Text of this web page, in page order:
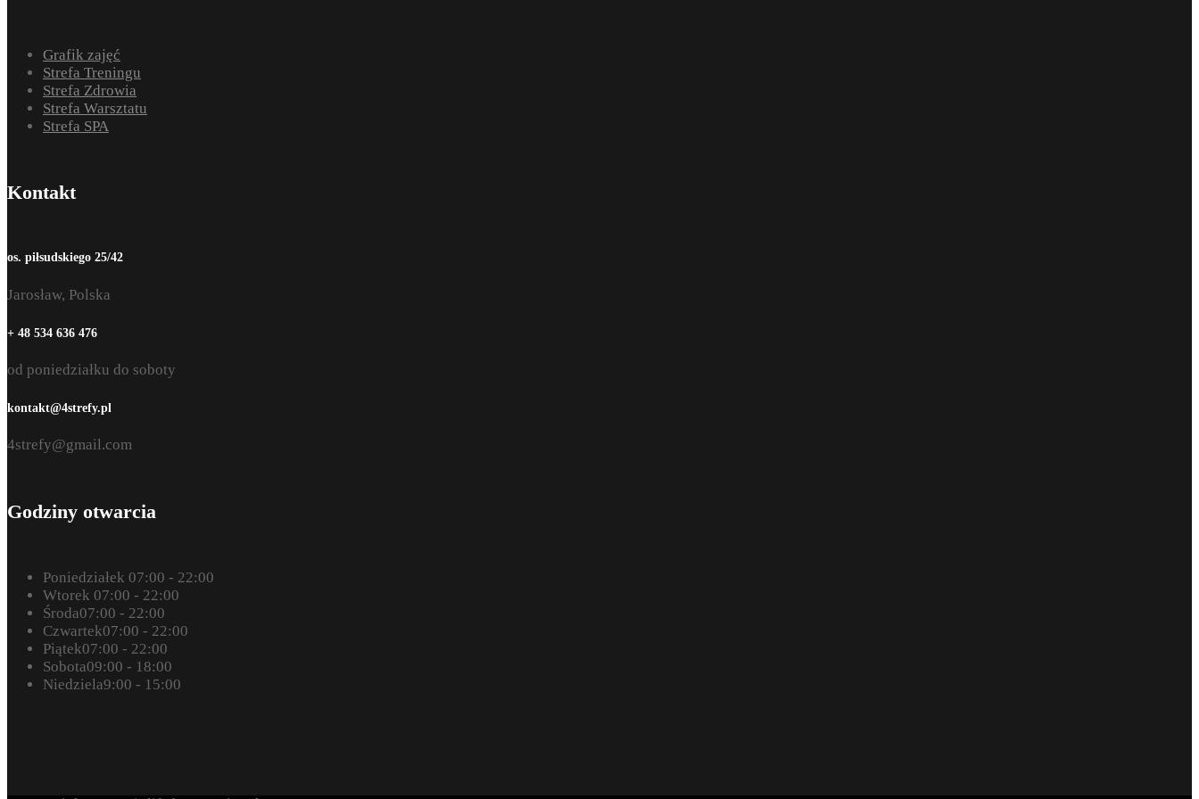
Grafik zajęć
Strefa Treningu
Strefa Zdrowia
Strefa Warsztatu
Strefa SPA
Kontakt
os. piłsudskiego 25/42
Jarosław, Polska
+ 48 534 636 476
od poniedziałku do soboty
kontakt@4strefy.pl
4strefy@gmail.com
Godziny otwarcia
Poniedziałek 07:00 - 22:00
Wtorek 07:00 - 22:00
Środa07:00 - 22:00
Czwartek07:00 - 22:00
Piątek07:00 - 22:00
Sobota09:00 - 18:00
Niedziela9:00 - 15:00